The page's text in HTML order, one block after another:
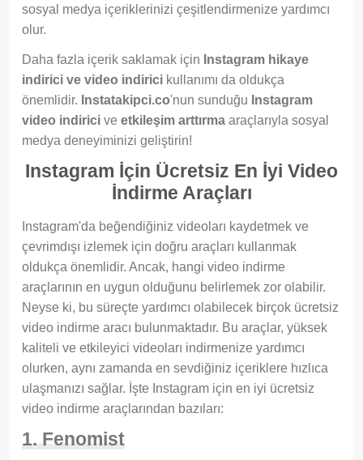
sosyal medya içeriklerinizi çeşitlendirmenize yardımcı
olur.
Daha fazla içerik saklamak için Instagram hikaye
indirici ve video indirici kullanımı da oldukça
önemlidir. Instatakipci.co'nun sunduğu Instagram
video indirici ve etkileşim arttırma araçlarıyla sosyal
medya deneyiminizi geliştirin!
Instagram İçin Ücretsiz En İyi Video
İndirme Araçları
Instagram'da beğendiğiniz videoları kaydetmek ve
çevrimdışı izlemek için doğru araçları kullanmak
oldukça önemlidir. Ancak, hangi video indirme
araçlarının en uygun olduğunu belirlemek zor olabilir.
Neyse ki, bu süreçte yardımcı olabilecek birçok ücretsiz
video indirme aracı bulunmaktadır. Bu araçlar, yüksek
kaliteli ve etkileyici videoları indirmenize yardımcı
olurken, aynı zamanda en sevdiğiniz içeriklere hızlıca
ulaşmanızı sağlar. İşte Instagram için en iyi ücretsiz
video indirme araçlarından bazıları:
1. Fenomist